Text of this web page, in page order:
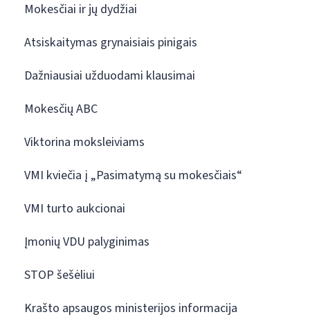
Mokesčiai ir jų dydžiai
Atsiskaitymas grynaisiais pinigais
Dažniausiai užduodami klausimai
Mokesčių ABC
Viktorina moksleiviams
VMI kviečia į „Pasimatymą su mokesčiais“
VMI turto aukcionai
Įmonių VDU palyginimas
STOP šešėliui
Krašto apsaugos ministerijos informacija